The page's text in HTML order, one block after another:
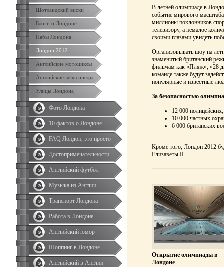
Шотландский виски
Блоги о Лондоне
Пабы Лондона
Лондон 2012
Английские мотоциклы
Английские велосипеды
Улицы Лондона
Фото Лондона
10 фактов о Лондоне
FAQ Лондон, это просто
Достопримечательности
Английский футбол
Музыка из Англии
Транспорт Лондона
Работа в Лондоне
Английский юмор
Шоппинг в Лондоне
Английский в Англии
В летней олимпиаде в
событие мирового
миллионы поклонников
телевизору, а немалое
своими глазами увидеть
Организовывать шоу на
знаменитый британский
фильмам как «Пляж», «28
команде также будут
популярные и известные
За безопасностью
12 000 полицейских,
10 000 частных
6 000 британских
Кроме того, Лондон 2012
Елизаветы II.
Открытие олимпиады в
Лондоне